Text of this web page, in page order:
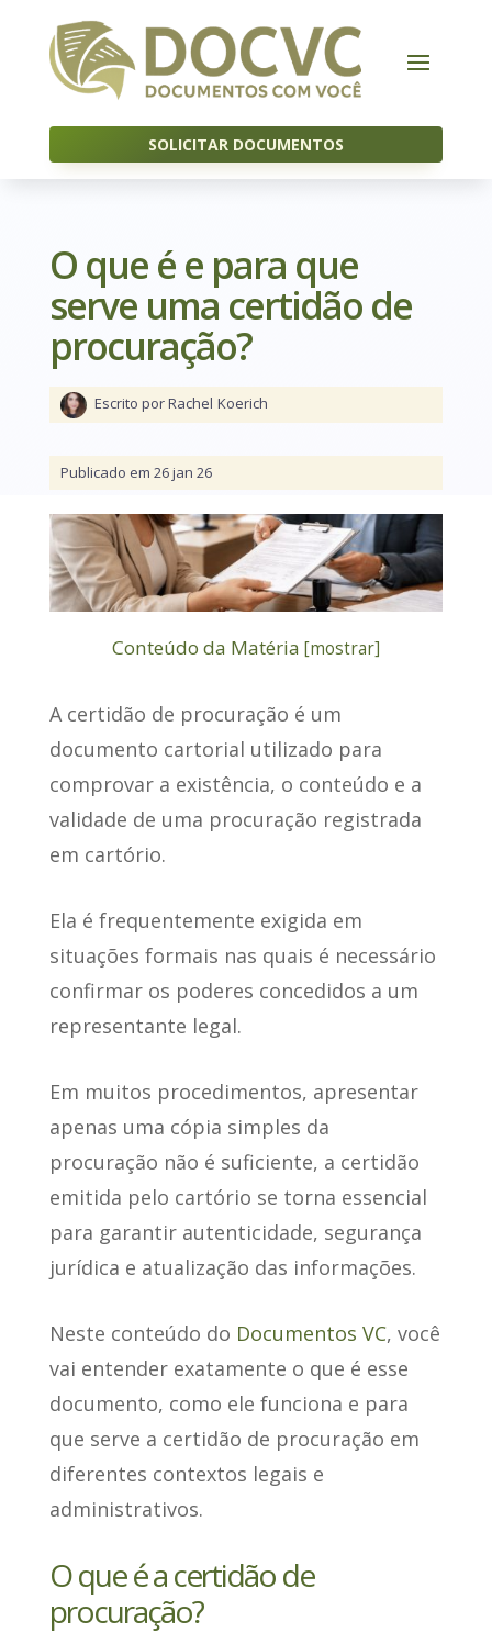
SOLICITAR DOCUMENTOS
O que é e para que
serve uma certidão de
procuração?
Escrito por Rachel Koerich
Publicado em 26 jan 26
Conteúdo da Matéria [mostrar]
A certidão de procuração é um
documento cartorial utilizado para
comprovar a existência, o conteúdo e a
validade de uma procuração registrada
em cartório.
Ela é frequentemente exigida em
situações formais nas quais é necessário
confirmar os poderes concedidos a um
representante legal.
Em muitos procedimentos, apresentar
apenas uma cópia simples da
procuração não é suficiente, a certidão
emitida pelo cartório se torna essencial
para garantir autenticidade, segurança
jurídica e atualização das informações.
Neste conteúdo do Documentos VC, você
vai entender exatamente o que é esse
documento, como ele funciona e para
que serve a certidão de procuração em
diferentes contextos legais e
administrativos.
O que é a certidão de
procuração?